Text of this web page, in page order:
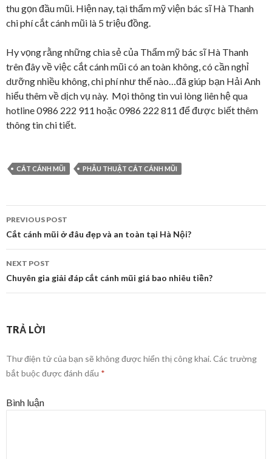
thu gọn đầu mũi. Hiện nay, tại thẩm mỹ viện bác sĩ Hà Thanh
chi phí cắt cánh mũi là 5 triệu đồng.
Hy vọng rằng những chia sẻ của Thẩm mỹ bác sĩ Hà Thanh
trên đây về việc cắt cánh mũi có an toàn không, có cần nghỉ
dưỡng nhiều không, chi phí như thế nào…đã giúp bạn Hải Anh
hiểu thêm về dịch vụ này. Mọi thông tin vui lòng liên hệ qua
hotline 0986 222 911 hoặc 0986 222 811 để được biết thêm
thông tin chi tiết.
CẮT CÁNH MŨI PHẪU THUẬT CẮT CÁNH MŨI
Post
navigation
PREVIOUS POST
Cắt cánh mũi ở đâu đẹp và an toàn tại Hà Nội?
NEXT POST
Chuyên gia giải đáp cắt cánh mũi giá bao nhiêu tiền?
TRẢ LỜI
Thư điện tử của bạn sẽ không được hiển thị công khai. Các trường
bắt buộc được đánh dấu *
Bình luận